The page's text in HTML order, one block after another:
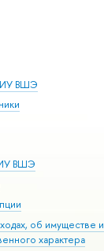
ВШЭ
ВШЭ
об имуществе и
характера